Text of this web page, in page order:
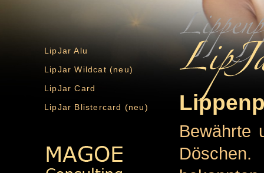
LipJar Alu
LipJar Wildcat (neu)
LipJar Card
LipJar Blistercard (neu)
Bewährte